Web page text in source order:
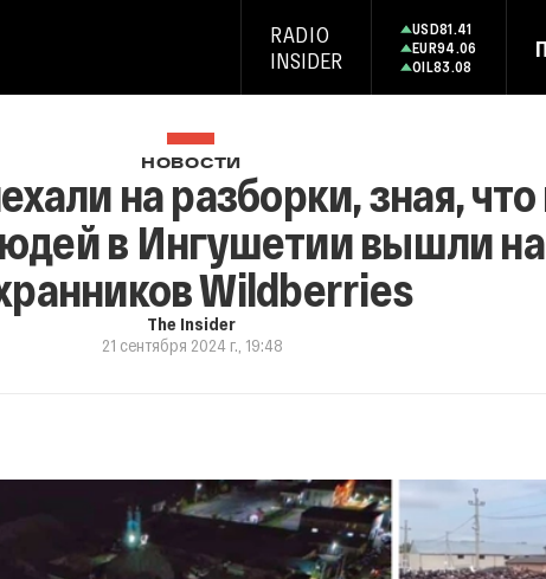
RADIO
INSIDER
USD81.41
EUR94.06
OIL83.08
НОВОСТИ
на разборки, зная, что
в Ингушетии вышли
Wildberries
The Insider
21 сентября 2024 г., 19:48